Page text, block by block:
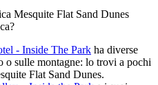
Mesquite Flat Sand Dunes
- Inside The Park ha diverse
o sulle montagne: lo trovi a pochi
Flat Sand Dunes.